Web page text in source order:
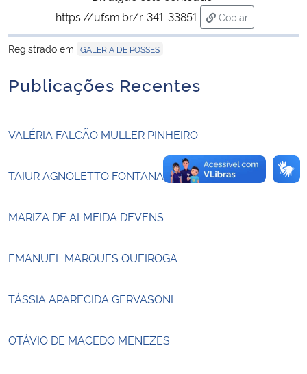
Advocacia-Geral da União
Banco Central do Brasil
Planalto
https://ufsm.br/r-341-33851
Copiar
para área de
Registrado em GALERIA DE POSSES
Publicações Recentes
VALÉRIA FALCÃO MÜLLER PINHEIRO
TAIUR AGNOLETTO FONTANA
MARIZA DE ALMEIDA DEVENS
EMANUEL MARQUES QUEIROGA
TÁSSIA APARECIDA GERVASONI
OTÁVIO DE MACEDO MENEZES